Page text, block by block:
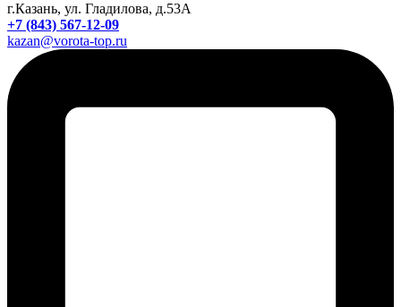
г.Казань, ул. Гладилова, д.53А
+7 (843) 567-12-09
kazan@vorota-top.ru